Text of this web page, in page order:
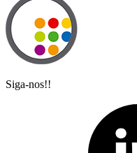
Siga-nos!!